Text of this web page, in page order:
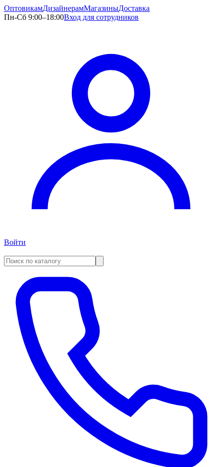
ОптовикамДизайнерамМагазиныДоставка
Пн-Сб 9:00–18:00Вход для сотрудников
Войти